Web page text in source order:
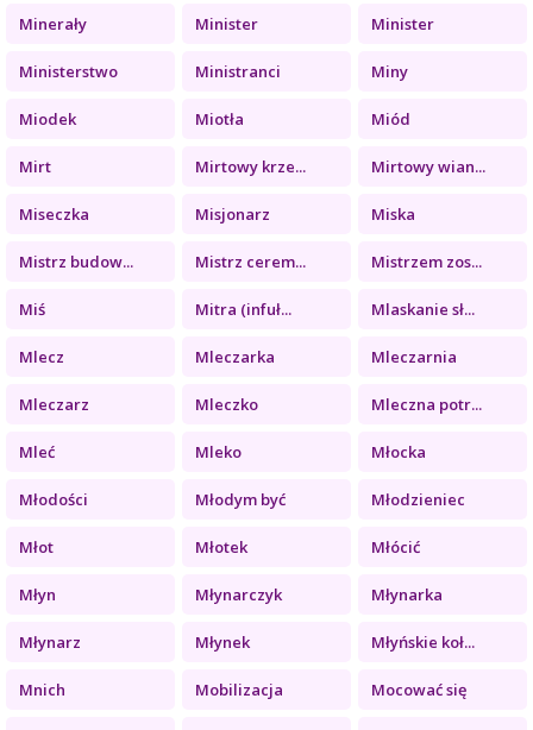
Minerały Minister Minister
Ministerstwo Ministranci Miny
Miodek Miotła Miód
Mirt Mirtowy krze... Mirtowy wian...
Miseczka Misjonarz Miska
Mistrz budow... Mistrz cerem... Mistrzem zos...
Miś Mitra (infuł... Mlaskanie sł...
Mlecz Mleczarka Mleczarnia
Mleczarz Mleczko Mleczna potr...
Mleć Mleko Młocka
Młodości Młodym być Młodzieniec
Młot Młotek Młócić
Młyn Młynarczyk Młynarka
Młynarz Młynek Młyńskie koł...
Mnich Mobilizacja Mocować się